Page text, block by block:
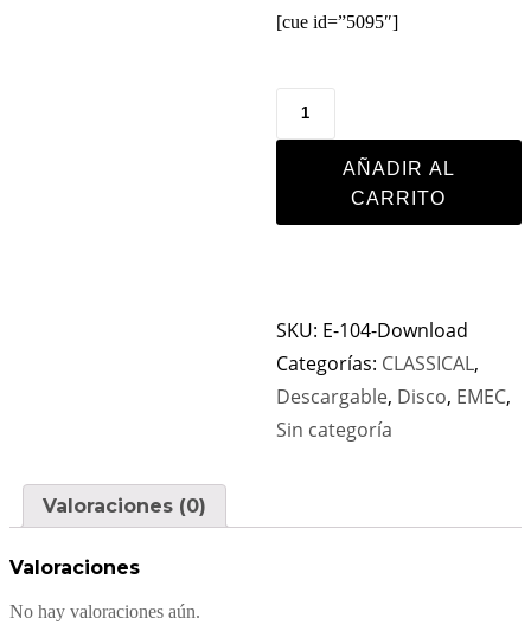
[cue id=”5095″]
AÑADIR AL
CARRITO
SKU: E-104-Download
Categorías: CLASSICAL,
Descargable, Disco, EMEC,
Sin categoría
Valoraciones (0)
Valoraciones
No hay valoraciones aún.